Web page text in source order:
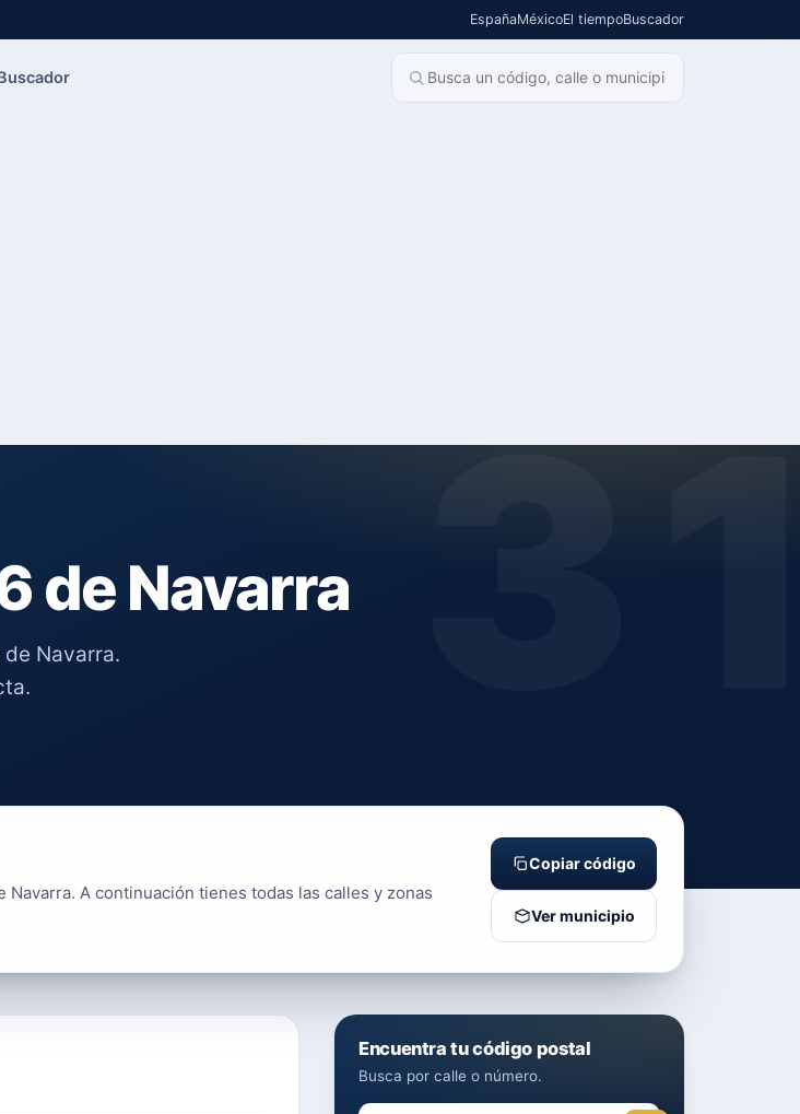
EspañaMéxicoEl tiempoBuscador
de Navarra
de Navarra.
Navarra. A continuación tienes todas las calles y zonas
Copiar código
Ver municipio
Encuentra tu código postal
Busca por calle o número.